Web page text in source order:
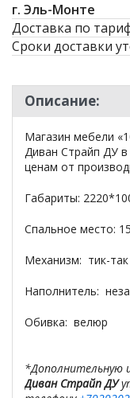
г. Эль-Монте
Доставка по
Сроки доставки
Описание:
Магазин мебели
Диван Страйп ДУ
ценам от
Габариты:
Спальное место:
Механизм: тик-так
Наполнитель:
Обивка: велюр
*Дополнительную
Диван Страйп ДУ